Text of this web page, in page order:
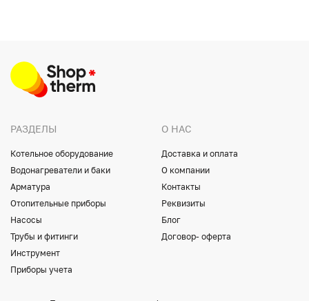
РАЗДЕЛЫ
Котельное оборудование
Водонагреватели и баки
Арматура
Отопительные приборы
Насосы
Трубы и фитинги
Инструмент
Приборы учета
О НАС
Доставка и оплата
О компании
Контакты
Реквизиты
Блог
Договор- оферта